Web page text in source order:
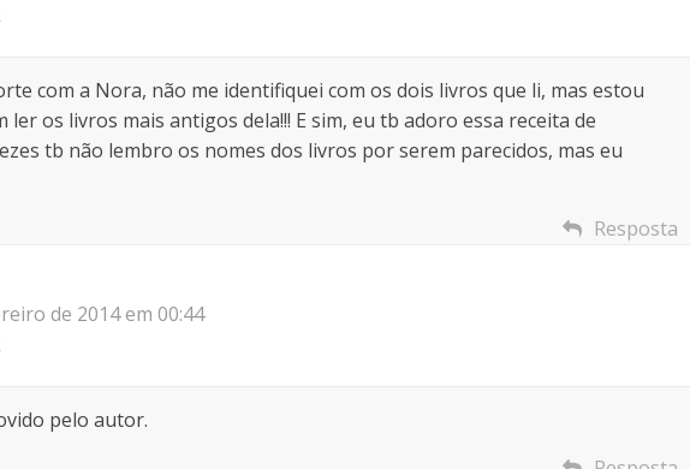
com a Nora, não me identifiquei com os dois livros que li, mas estou
ler os livros mais antigos dela!!! E sim, eu tb adoro essa receita de
tb não lembro os nomes dos livros por serem parecidos, mas eu
Resposta
de 2014 em 00:44
pelo autor.